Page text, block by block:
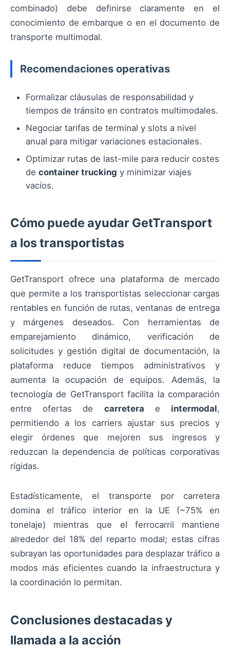
combinado) debe definirse claramente en el
conocimiento de embarque o en el documento de
transporte multimodal.
Recomendaciones operativas
Formalizar cláusulas de responsabilidad y
tiempos de tránsito en contratos multimodales.
Negociar tarifas de terminal y slots a nivel
anual para mitigar variaciones estacionales.
Optimizar rutas de last-mile para reducir costes
de container trucking y minimizar viajes
vacíos.
Cómo puede ayudar GetTransport
a los transportistas
GetTransport ofrece una plataforma de mercado
que permite a los transportistas seleccionar cargas
rentables en función de rutas, ventanas de entrega
y márgenes deseados. Con herramientas de
emparejamiento dinámico, verificación de
solicitudes y gestión digital de documentación, la
plataforma reduce tiempos administrativos y
aumenta la ocupación de equipos. Además, la
tecnología de GetTransport facilita la comparación
entre ofertas de carretera e intermodal,
permitiendo a los carriers ajustar sus precios y
elegir órdenes que mejoren sus ingresos y
reduzcan la dependencia de políticas corporativas
rígidas.
Estadísticamente, el transporte por carretera
domina el tráfico interior en la UE (~75% en
tonelaje) mientras que el ferrocarril mantiene
alrededor del 18% del reparto modal; estas cifras
subrayan las oportunidades para desplazar tráfico a
modos más eficientes cuando la infraestructura y
la coordinación lo permitan.
Conclusiones destacadas y
llamada a la acción